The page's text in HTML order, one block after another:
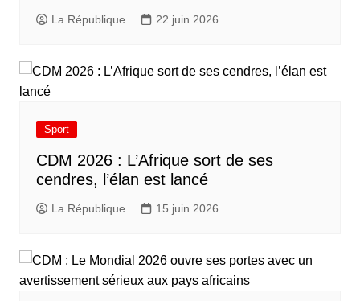
La République 22 juin 2026
Sport
CDM 2026 : L’Afrique sort de ses
cendres, l’élan est lancé
La République 15 juin 2026